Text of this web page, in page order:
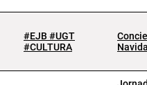
#EJB #UGT
#CULTURA